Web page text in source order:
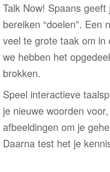
Talk Now! Spaans
bereiken “doelen”. Een
veel te grote taak om
we hebben het
brokken.
Speel interactieve
je nieuwe woorden
afbeeldingen om je
Daarna test het je